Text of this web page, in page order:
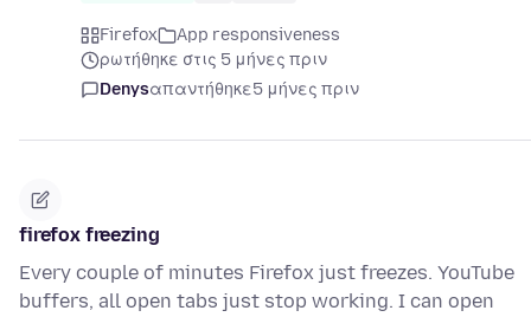
Firefox
App responsiveness
ρωτήθηκε στις 5 μήνες πριν
Denysαπαντήθηκε5 μήνες πριν
firefox freezing
Every couple of minutes Firefox just freezes. YouTube
buffers, all open tabs just stop working. I can open